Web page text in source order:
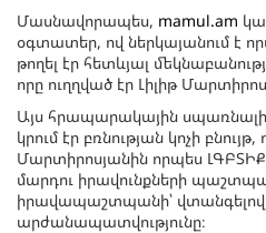
Մասնավորապես, mamul.am
օգտատեր, ով ներկայանում է
թողել էր հետևյալ
որը ուղղված էր Լիլիթ
Այս հրապարակային
կրում էր բռնության կոչի
Մարտիրոսյանին որպես
մարդու իրավունքների
իրավապաշտպանի՝ վտանգելով
արժանապատվությունը։